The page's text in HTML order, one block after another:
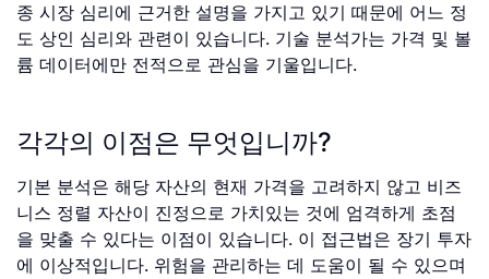
종 시장 심리에 근거한 설명을 가지고 있기 때문에 어느 정
도 상인 심리와 관련이 있습니다. 기술 분석가는 가격 및 볼
륨 데이터에만 전적으로 관심을 기울입니다.
각각의 이점은 무엇입니까?
기본 분석은 해당 자산의 현재 가격을 고려하지 않고 비즈
니스 정렬 자산이 진정으로 가치있는 것에 엄격하게 초점
을 맞출 수 있다는 이점이 있습니다. 이 접근법은 장기 투자
에 이상적입니다. 위험을 관리하는 데 도움이 될 수 있으며